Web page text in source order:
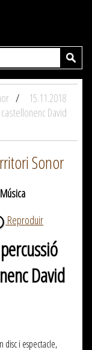
15.11.2018
David
Sonor
Música
Reproduir
David
disc i espectacle,